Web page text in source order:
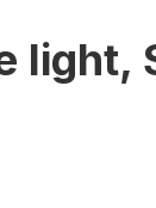
light,